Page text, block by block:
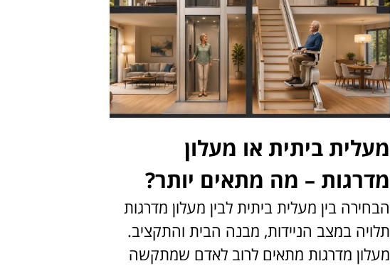
מעלית ביתית או מעלון
מדרגות – מה מתאים יותר?
הבחירה בין מעלית ביתית לבין מעלון מדרגות
תלויה במצב הניידות, מבנה הבית והתקציב.
מעלון מדרגות מתאים לרוב לאדם שמתקשה